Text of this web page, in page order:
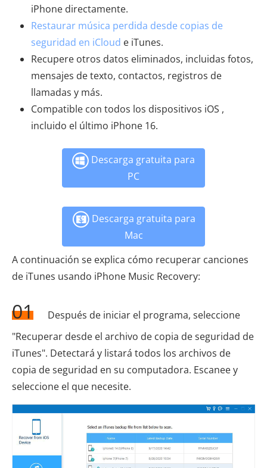
iPhone directamente.
Restaurar música perdida desde copias de
seguridad en iCloud e iTunes.
Recupere otros datos eliminados, incluidas fotos,
mensajes de texto, contactos, registros de
llamadas y más.
Compatible con todos los dispositivos iOS ,
incluido el último iPhone 16.
Descarga gratuita para
PC
Descarga gratuita para
Mac
A continuación se explica cómo recuperar canciones
de iTunes usando iPhone Music Recovery:
01
Después de iniciar el programa, seleccione
"Recuperar desde el archivo de copia de seguridad de
iTunes". Detectará y listará todos los archivos de
copia de seguridad en su computadora. Escanee y
seleccione el que necesite.